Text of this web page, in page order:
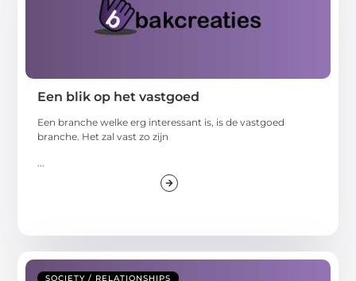
Een blik op het vastgoed
Een branche welke erg interessant is, is de vastgoed
branche. Het zal vast zo zijn
SOCIETY / RELATIONSHIPS